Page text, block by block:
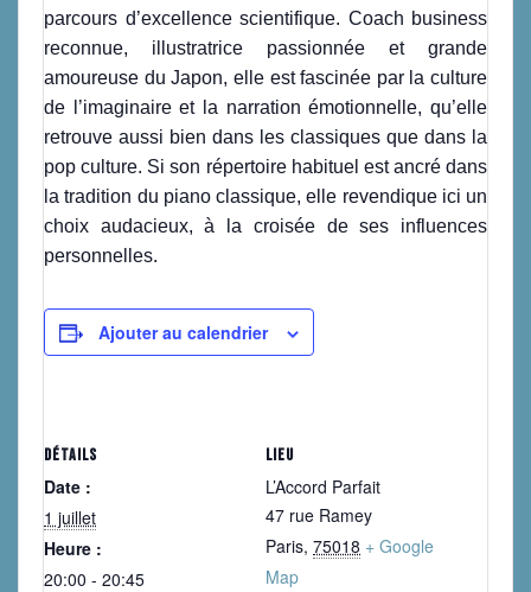
parcours d’excellence scientifique. Coach business
reconnue, illustratrice passionnée et grande
amoureuse du Japon, elle est fascinée par la culture
de l’imaginaire et la narration émotionnelle, qu’elle
retrouve aussi bien dans les classiques que dans la
pop culture. Si son répertoire habituel est ancré dans
la tradition du piano classique, elle revendique ici un
choix audacieux, à la croisée de ses influences
personnelles.
Ajouter au calendrier
DÉTAILS
Date :
1 juillet
Heure :
20:00 - 20:45
LIEU
L’Accord Parfait
47 rue Ramey
Paris, 75018 + Google
Map